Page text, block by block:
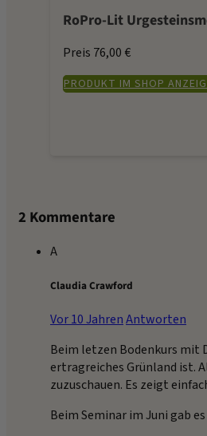
RoPro-Lit
Preis 76,00 €
PRODUKT IM SHOP
2 Kommentare
A
Claudia Crawford
Vor 10 JahrenAntworten
Beim letzen Bodenkurs mit
ertragreiches Grünland ist.
zuzuschauen. Es zeigt
Beim Seminar im Juni gab